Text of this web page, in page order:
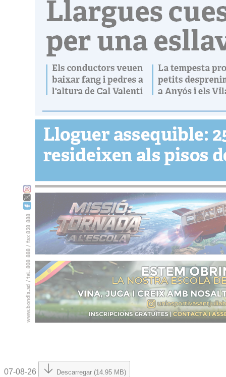
07-08-26 Descarregar (14.95 MB)